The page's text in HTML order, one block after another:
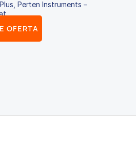
Perten Instruments –
OFERTA